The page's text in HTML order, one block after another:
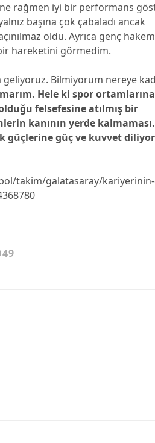
rağmen iyi bir performans
başına çok çabaladı ancak
oldu. Ayrıca genç
hareketini görmedim.
Bilmiyorum nereye
Hele ki spor
felsefesine atılmış bir
kanının yerde kalmaması.
güçlerine güç ve kuvvet
takim/galatasaray/